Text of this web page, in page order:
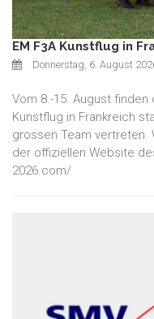
EM F3A Kunstflug in
Donnerstag, 6. August
Vom 8.-15. August
Kunstflug in Frankreich
grossen Team vertreten.
der offiziellen Website
2026.com/